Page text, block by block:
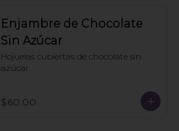
Enjambre de Chocolate
Sin Azúcar
Hojuelas cubiertas de chocolate sin
azúcar.
$60.00